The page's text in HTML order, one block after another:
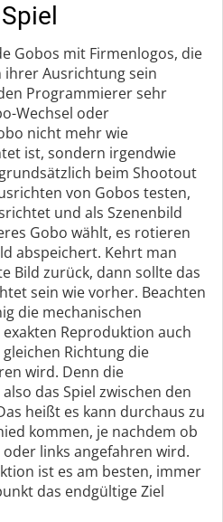
Gobos mit Firmenlogos, die
Ausrichtung sein
Programmierer sehr
Wechsel oder
nicht mehr wie
ist, sondern irgendwie
beim Shootout
von Gobos testen,
und als Szenenbild
Gobo wählt, es rotieren
abspeichert. Kehrt man
Bild zurück, dann sollte das
sein wie vorher. Beachten
die mechanischen
Reproduktion auch
Richtung die
wird. Denn die
das Spiel zwischen den
heißt es kann durchaus zu
kommen, je nachdem ob
links angefahren wird.
ist es am besten, immer
das endgültige Ziel